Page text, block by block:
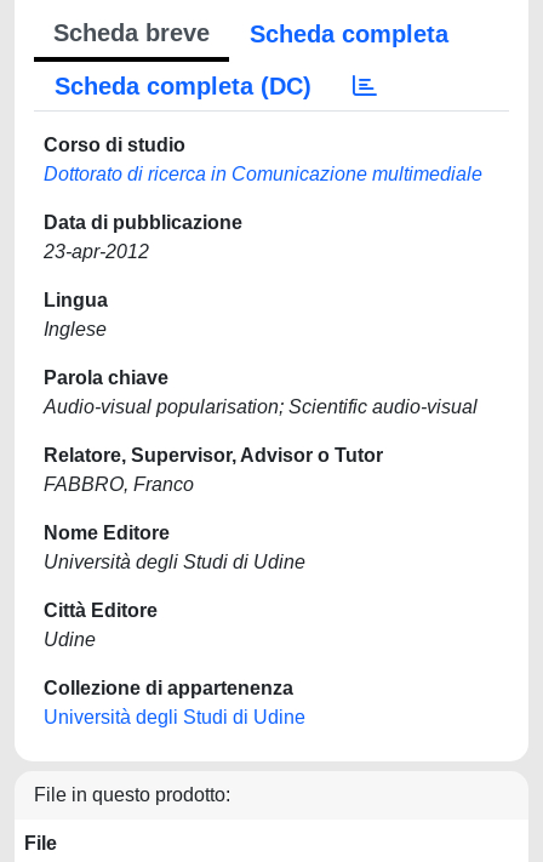
Scheda breve
Scheda completa
Scheda completa (DC)
Corso di studio
Dottorato di ricerca in Comunicazione multimediale
Data di pubblicazione
23-apr-2012
Lingua
Inglese
Parola chiave
Audio-visual popularisation; Scientific audio-visual
Relatore, Supervisor, Advisor o Tutor
FABBRO, Franco
Nome Editore
Università degli Studi di Udine
Città Editore
Udine
Collezione di appartenenza
Università degli Studi di Udine
File in questo prodotto:
File